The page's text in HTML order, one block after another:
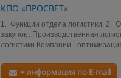
КПО «ПРОСВЕТ»
1. Функции отдела логистики. 2.
закупок . Производственная
логистики Компании -
+ информация по E-mail